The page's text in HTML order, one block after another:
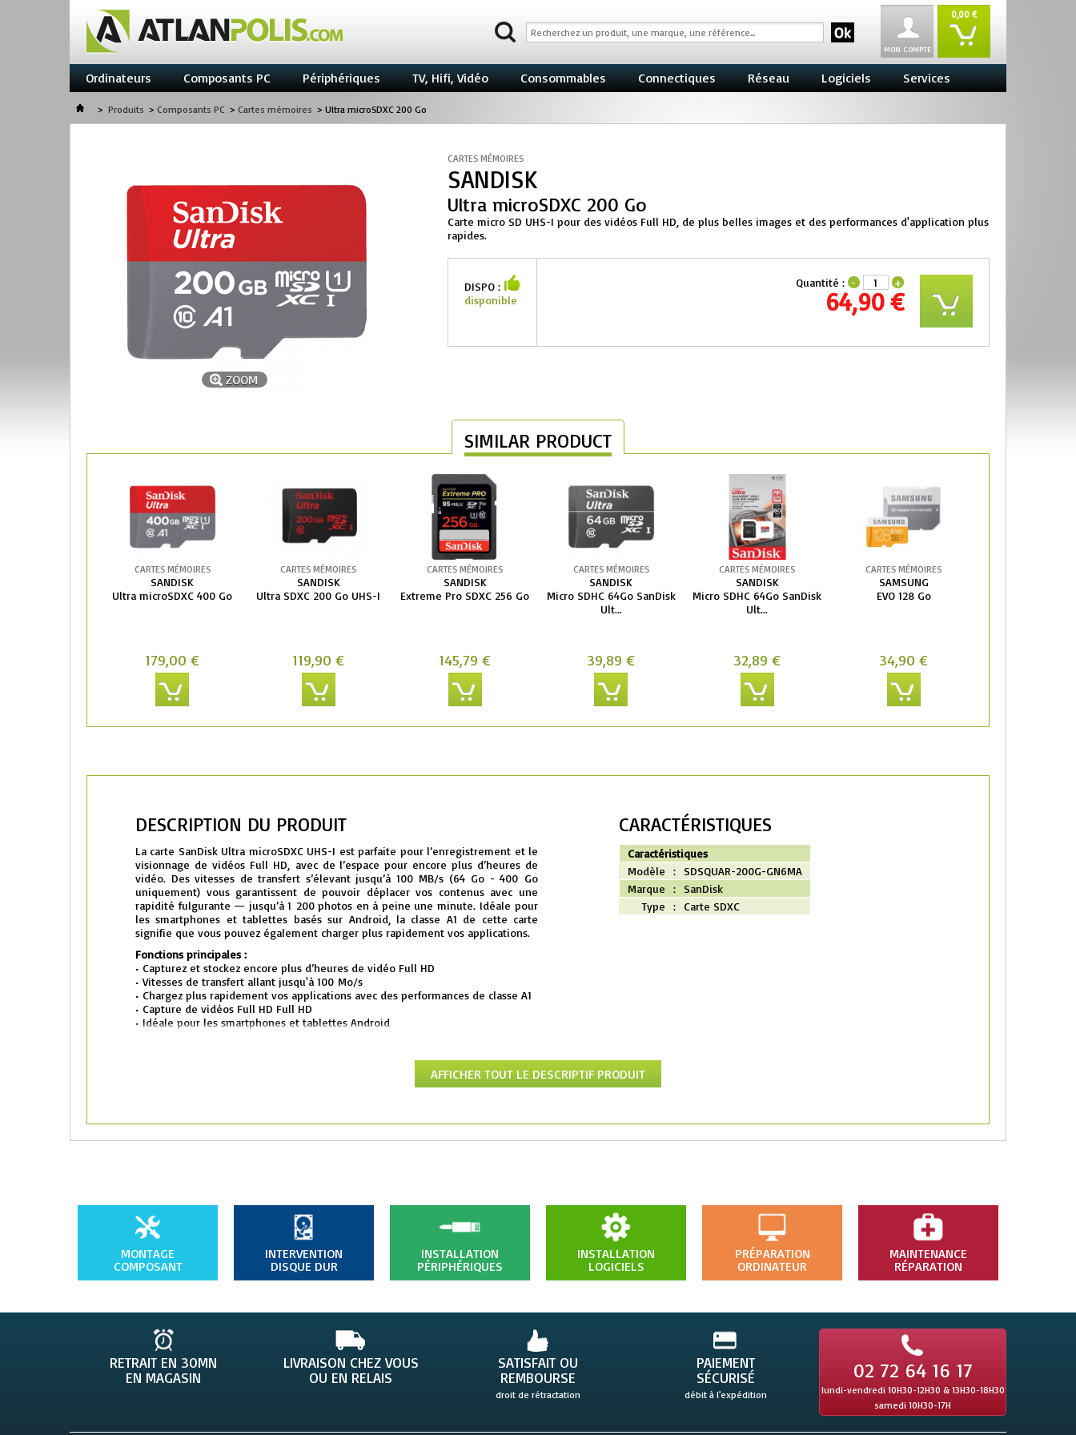
0,00 €
MON COMPTE
Ordinateurs Composants PC Périphériques TV, Hifi, Vidéo Consommables Connectiques Réseau Logiciels Services
> Produits > Composants PC > Cartes mémoires > Ultra microSDXC 200 Go
ZOOM
CARTES MÉMOIRES
SANDISK
Ultra microSDXC 200 Go
Carte micro SD UHS-I pour des vidéos Full HD, de plus belles images et des performances d'application plus
rapides.
DISPO :
disponible
Quantité : - +
64,90 €
SIMILAR PRODUCT
CARTES MÉMOIRES
SANDISK
Ultra microSDXC 400 Go
179,00 €
CARTES MÉMOIRES
SANDISK
Ultra SDXC 200 Go UHS-I
119,90 €
CARTES MÉMOIRES
SANDISK
Extreme Pro SDXC 256 Go
145,79 €
CARTES MÉMOIRES
SANDISK
Micro SDHC 64Go SanDisk
Ult...
39,89 €
CARTES MÉMOIRES
SANDISK
Micro SDHC 64Go SanDisk
Ult...
32,89 €
CARTES MÉMOIRES
SAMSUNG
EVO 128 Go
34,90 €
DESCRIPTION DU PRODUIT
La carte SanDisk Ultra microSDXC UHS-I est parfaite pour l’enregistrement et le
visionnage de vidéos Full HD, avec de l’espace pour encore plus d’heures de
vidéo. Des vitesses de transfert s’élevant jusqu’à 100 MB/s (64 Go - 400 Go
uniquement) vous garantissent de pouvoir déplacer vos contenus avec une
rapidité fulgurante — jusqu’à 1 200 photos en à peine une minute. Idéale pour
les smartphones et tablettes basés sur Android, la classe A1 de cette carte
signifie que vous pouvez également charger plus rapidement vos applications.
Fonctions principales :
• Capturez et stockez encore plus d’heures de vidéo Full HD
• Vitesses de transfert allant jusqu'à 100 Mo/s
• Chargez plus rapidement vos applications avec des performances de classe A1
• Capture de vidéos Full HD Full HD
• Idéale pour les smartphones et tablettes Android
CARACTÉRISTIQUES
Caractéristiques
Modèle
:
SDSQUAR-200G-GN6MA
Marque
:
SanDisk
Type
: Carte SDXC
AFFICHER TOUT LE DESCRIPTIF PRODUIT
MONTAGE
COMPOSANT
INTERVENTION
DISQUE DUR
INSTALLATION
PÉRIPHÉRIQUES
INSTALLATION
LOGICIELS
PRÉPARATION
ORDINATEUR
MAINTENANCE
RÉPARATION
RETRAIT EN 30MN
EN MAGASIN
LIVRAISON CHEZ VOUS
OU EN RELAIS
SATISFAIT OU
REMBOURSE
droit de rétractation
PAIEMENT
SÉCURISÉ
débit à l'expédition
02 72 64 16 17
lundi-vendredi 10H30-12H30 & 13H30-18H30
samedi 10H30-17H